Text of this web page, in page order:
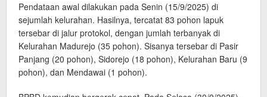
Pendataan awal dilakukan pada Senin (15/9/2025) di
sejumlah kelurahan. Hasilnya, tercatat 83 pohon lapuk
tersebar di jalur protokol, dengan jumlah terbanyak di
Kelurahan Madurejo (35 pohon). Sisanya tersebar di Pasir
Panjang (20 pohon), Sidorejo (18 pohon), Kelurahan Baru (9
pohon), dan Mendawai (1 pohon).